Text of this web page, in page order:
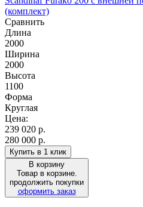
(комплект)
Сравнить
Длина
2000
Ширина
2000
Высота
1100
Форма
Круглая
Цена:
239 020 р.
280 000 р.
Купить в 1 клик
В корзину
Товар в корзине.
продолжить покупки
оформить заказ